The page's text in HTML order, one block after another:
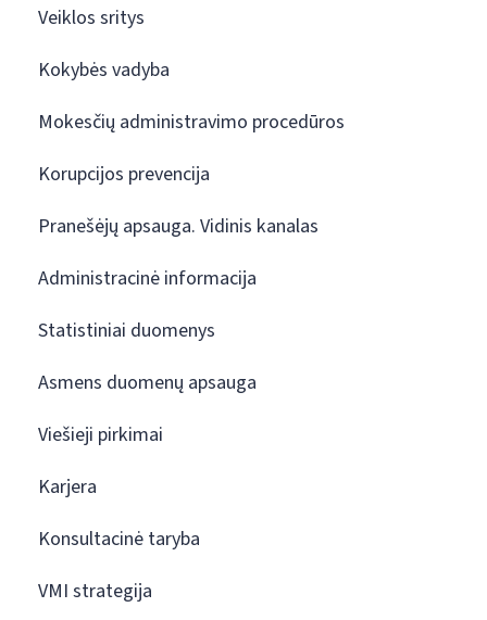
Veiklos sritys
Kokybės vadyba
Mokesčių administravimo procedūros
Korupcijos prevencija
Pranešėjų apsauga. Vidinis kanalas
Administracinė informacija
Statistiniai duomenys
Asmens duomenų apsauga
Viešieji pirkimai
Karjera
Konsultacinė taryba
VMI strategija